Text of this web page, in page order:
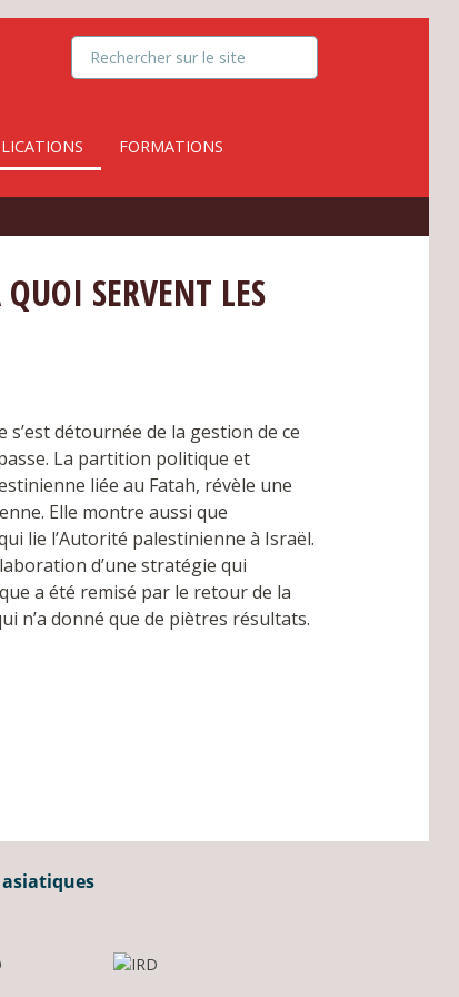
FORMATIONS
SERVENT LES
détournée de la gestion de ce
La partition politique et
liée au Fatah, révèle une
Elle montre aussi que
lie l’Autorité palestinienne à Israël.
d’une stratégie qui
a été remisé par le retour de la
n’a donné que de piètres résultats.
asiatiques